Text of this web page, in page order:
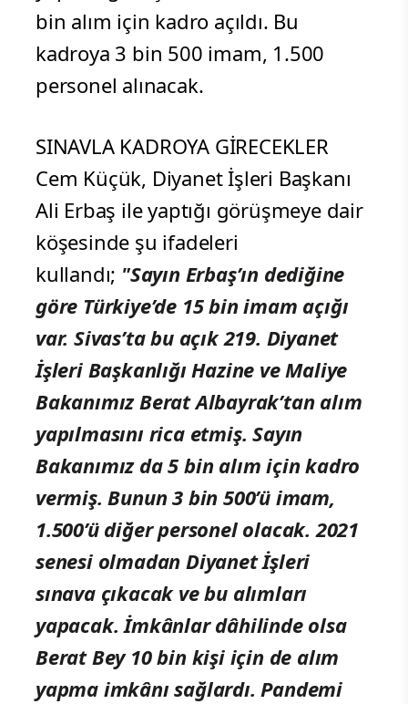
bin alım için kadro açıldı. Bu
kadroya 3 bin 500 imam, 1.500
personel alınacak.
SINAVLA KADROYA GİRECEKLER
Cem Küçük, Diyanet İşleri Başkanı
Ali Erbaş ile yaptığı görüşmeye dair
köşesinde şu ifadeleri
kullandı; "Sayın Erbaş’ın dediğine
göre Türkiye’de 15 bin imam açığı
var. Sivas’ta bu açık 219. Diyanet
İşleri Başkanlığı Hazine ve Maliye
Bakanımız Berat Albayrak’tan alım
yapılmasını rica etmiş. Sayın
Bakanımız da 5 bin alım için kadro
vermiş. Bunun 3 bin 500’ü imam,
1.500’ü diğer personel olacak. 2021
senesi olmadan Diyanet İşleri
sınava çıkacak ve bu alımları
yapacak. İmkânlar dâhilinde olsa
Berat Bey 10 bin kişi için de alım
yapma imkânı sağlardı. Pandemi